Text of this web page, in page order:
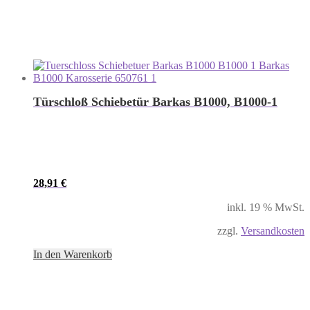
Türschloß Schiebetür Barkas B1000, B1000-1
28,91 €
inkl. 19 % MwSt.
zzgl. Versandkosten
In den Warenkorb